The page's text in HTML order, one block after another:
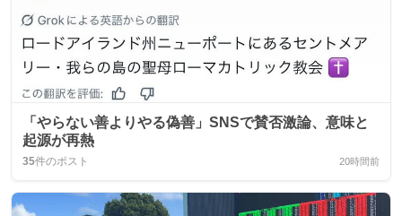
「やらない善よりやる偽善」SNSで賛否激論、意味と
起源が再熱
35件のポスト 20時間前